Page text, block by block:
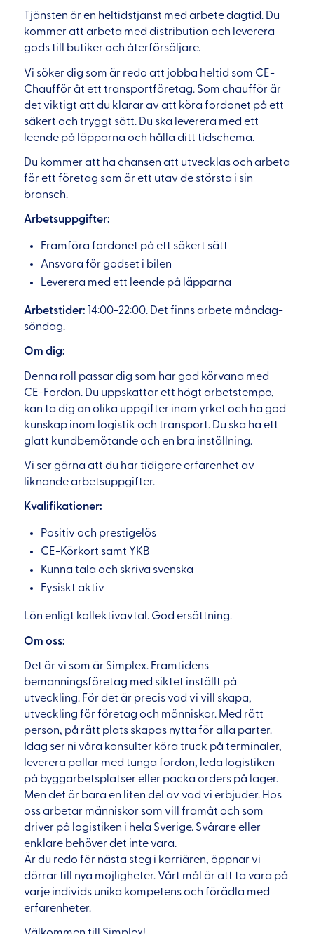
Tjänsten är en heltidstjänst med arbete dagtid. Du
kommer att arbeta med distribution och leverera
gods till butiker och återförsäljare.
Vi söker dig som är redo att jobba heltid som CE-
Chaufför åt ett transportföretag. Som chaufför är
det viktigt att du klarar av att köra fordonet på ett
säkert och tryggt sätt. Du ska leverera med ett
leende på läpparna och hålla ditt tidschema.
Du kommer att ha chansen att utvecklas och arbeta
för ett företag som är ett utav de största i sin
bransch.
Arbetsuppgifter:
Framföra fordonet på ett säkert sätt
Ansvara för godset i bilen
Leverera med ett leende på läpparna
Arbetstider: 14:00-22:00. Det finns arbete måndag-
söndag.
Om dig:
Denna roll passar dig som har god körvana med
CE-Fordon. Du uppskattar ett högt arbetstempo,
kan ta dig an olika uppgifter inom yrket och ha god
kunskap inom logistik och transport. Du ska ha ett
glatt kundbemötande och en bra inställning.
Vi ser gärna att du har tidigare erfarenhet av
liknande arbetsuppgifter.
Kvalifikationer:
Positiv och prestigelös
CE-Körkort samt YKB
Kunna tala och skriva svenska
Fysiskt aktiv
Lön enligt kollektivavtal. God ersättning.
Om oss:
Det är vi som är Simplex. Framtidens
bemanningsföretag med siktet inställt på
utveckling. För det är precis vad vi vill skapa,
utveckling för företag och människor. Med rätt
person, på rätt plats skapas nytta för alla parter.
Idag ser ni våra konsulter köra truck på terminaler,
leverera pallar med tunga fordon, leda logistiken
på byggarbetsplatser eller packa orders på lager.
Men det är bara en liten del av vad vi erbjuder. Hos
oss arbetar människor som vill framåt och som
driver på logistiken i hela Sverige. Svårare eller
enklare behöver det inte vara.
Är du redo för nästa steg i karriären, öppnar vi
dörrar till nya möjligheter. Vårt mål är att ta vara på
varje individs unika kompetens och förädla med
erfarenheter.